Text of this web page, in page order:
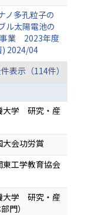
ノ多孔粒子の
ル太陽電池の
事業 2023年度
) 2024/04
表示（114件）
大学 研究・産
大会功労賞
東工学教育協会
大学 研究・産
門）